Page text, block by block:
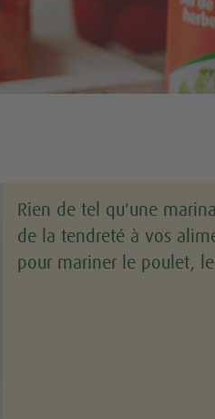
Rien de tel qu'une
de la tendreté à vos
pour mariner le poulet,